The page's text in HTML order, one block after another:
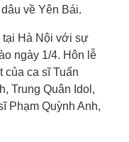
về Yên Bái.
Hà Nội với sự
ngày 1/4. Hôn lễ
của ca sĩ Tuấn
Trung Quân Idol,
Phạm Quỳnh Anh,